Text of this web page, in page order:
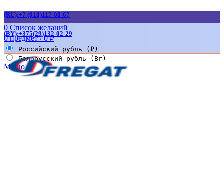
(RU):+7 (910)117-08-67
(BY):+375(29)132-02-29
0 Список желаний
0предмет / 0₽
Российский рубль (₽)
Белорусский рубль (Br)
Меню